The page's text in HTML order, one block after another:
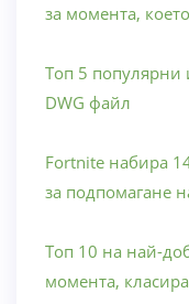
за момента,
Топ 5 популярни
DWG файл
Fortnite набира
за подпомагане
Топ 10 на най-
момента,